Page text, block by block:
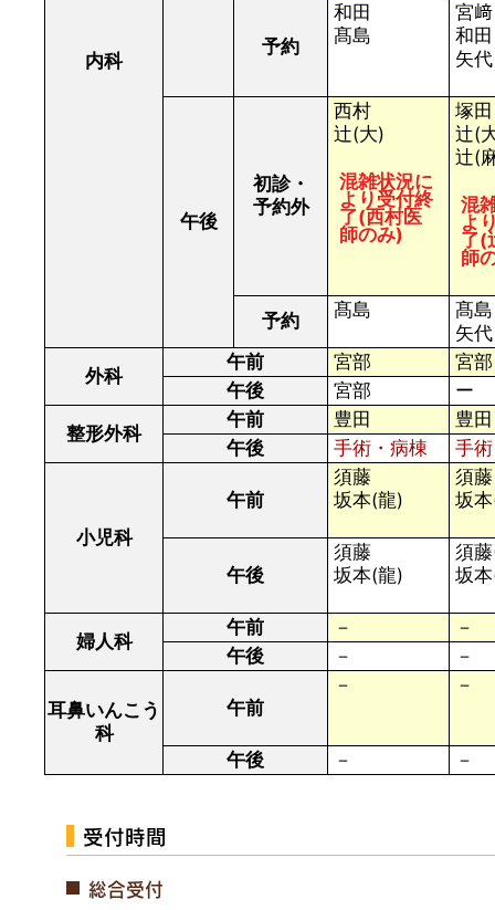
内科
予約
和田
髙島
宮﨑
和田
矢代
午後
初診・
予約外
西村
辻(大)
混雑状況に
より受付終
了(西村医
師のみ)
塚田
辻(
辻(
混
よ
了(
師
予約 髙島
髙島
矢代
外科
午前 宮部
宮部
午後
宮部
ー
整形外科
午前 豊田
豊田
午後
手術・病棟 手
小児科
午前
須藤
坂本(龍)
須藤
坂
午後
須藤
坂本(龍)
須
坂
婦人科
午前 －
－
午後
－ －
耳鼻いんこう
科
午前
－ －
午後 － －
受付時間
総合受付